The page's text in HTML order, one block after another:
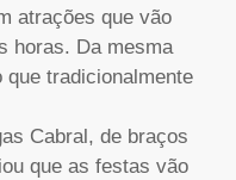
atrações que vão
horas. Da mesma
tradicionalmente
Cabral, de braços
que as festas vão